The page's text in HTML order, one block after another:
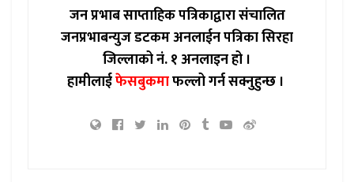
जन प्रभाब साप्ताहिक पत्रिकाद्वारा संचालित
जनप्रभाबन्युज डटकम अनलाईन पत्रिका सिरहा
जिल्लाको नं. १ अनलाइन हो ।
हामीलाईफेसबुकमाफल्लो गर्न सक्नुहुन्छ ।